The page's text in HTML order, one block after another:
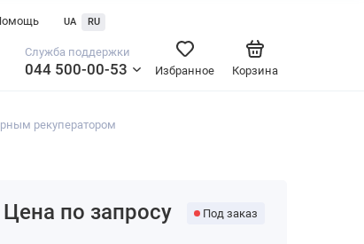
UA RU
Служба поддержки
044 500-00-53 Корзина
Избранное
рекуператором
Цена по запросу Под заказ